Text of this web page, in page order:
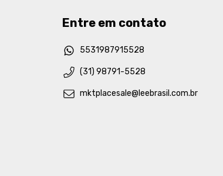
Entre em contato
5531987915528
(31) 98791-5528
mktplacesale@leebrasil.com.br